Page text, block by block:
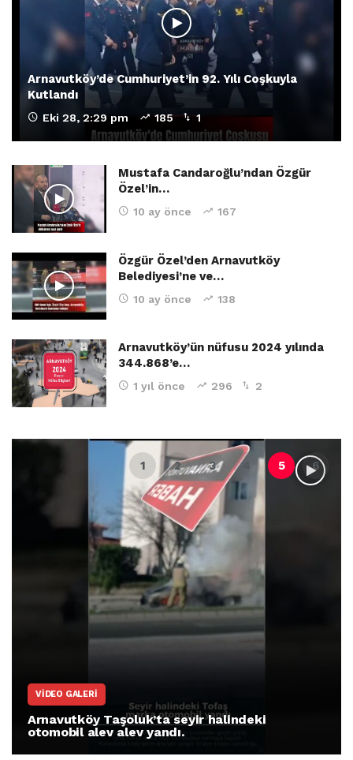
Arnavutköy’de Cumhuriyet’in 92. Yılı Coşkuyla
Kutlandı
Eki 28, 2:29 pm 185 1
Mustafa Candaroğlu’ndan Özgür
Özel’in…
10 ay önce 167
Özgür Özel’den Arnavutköy
Belediyesi’ne ve…
10 ay önce 138
Arnavutköy’ün nüfusu 2024 yılında
344.868’e…
1 yıl önce 296 2
VIDEO GALERI
Arnavutköy Taşoluk’ta seyir halindeki
otomobil alev alev yandı.